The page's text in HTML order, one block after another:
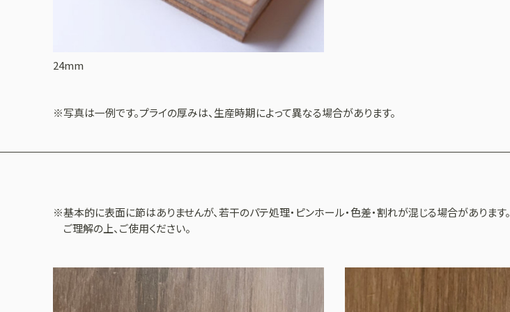
24mm
※写真は一例です。プライの厚みは、生産時期によって異なる場合があります。
※基本的に表面に節はありませんが、若干のパテ処理・ピンホール・色差・割れが混じる場合があります。
ご理解の上、ご使用ください。